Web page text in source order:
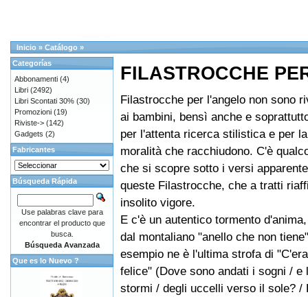
Inicio » Catálogo »
FILASTROCCHE
Filastrocche per l'angelo non sono
ai bambini, bensì anche e
per l'attenta ricerca stilistica e per
moralità che racchiudono. C'è
che si scopre sotto i versi
queste Filastrocche, che a tratti
insolito vigore.
E c'è un autentico tormento
dal montaliano "anello che non
esempio ne è l'ultima strofa di
felice" (Dove sono andati i sogni / e
stormi / degli uccelli verso il sole? /
Categorías
Abbonamenti (4)
Libri (2492)
Libri Scontati 30% (30)
Promozioni (19)
Riviste-> (142)
Gadgets (2)
Fabricantes
Búsqueda Rápida
Use palabras clave para
encontrar el producto que
busca.
Búsqueda Avanzada
Que es lo Nuevo ?